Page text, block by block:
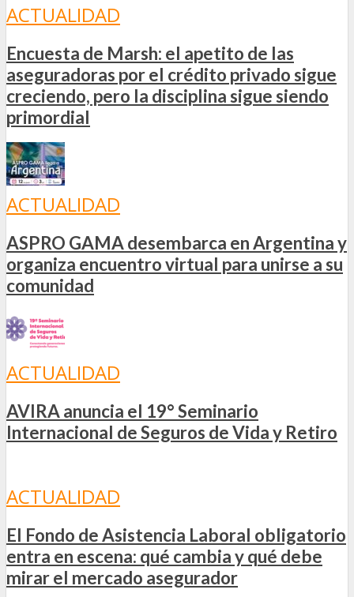
ACTUALIDAD
Encuesta de Marsh: el apetito de las
aseguradoras por el crédito privado sigue
creciendo, pero la disciplina sigue siendo
primordial
ACTUALIDAD
ASPRO GAMA desembarca en Argentina y
organiza encuentro virtual para unirse a su
comunidad
ACTUALIDAD
AVIRA anuncia el 19° Seminario
Internacional de Seguros de Vida y Retiro
ACTUALIDAD
El Fondo de Asistencia Laboral obligatorio
entra en escena: qué cambia y qué debe
mirar el mercado asegurador